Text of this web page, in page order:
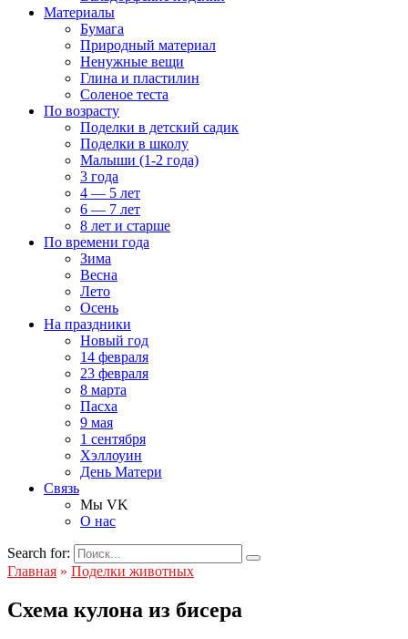
Материалы
Бумага
Природный материал
Ненужные вещи
Глина и пластилин
Соленое теста
По возрасту
Поделки в детский садик
Поделки в школу
Малыши (1-2 года)
3 года
4 — 5 лет
6 — 7 лет
8 лет и старше
По времени года
Зима
Весна
Лето
Осень
На праздники
Новый год
14 февраля
23 февраля
8 марта
Пасха
9 мая
1 сентября
Хэллоуин
День Матери
Связь
Мы VK
О нас
Search for:
Главная » Поделки животных
Схема кулона из бисера